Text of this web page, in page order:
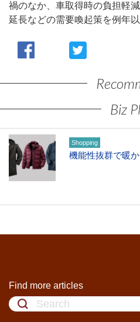
禍のなか、車取得時の負担軽
延長などの需要喚起策を例年
Biz
Shopping
機能性抜群で暖
Find more articles